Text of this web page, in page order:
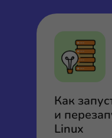
Как
и
Linux